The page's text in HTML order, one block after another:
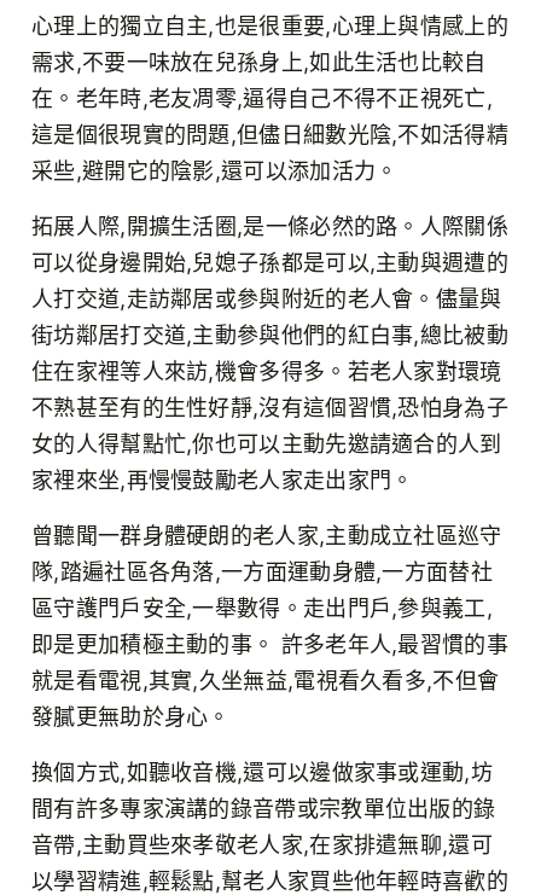
心理上的獨立自主,也是很重要,心理上與情感上的
需求,不要一味放在兒孫身上,如此生活也比較自
在。老年時,老友凋零,逼得自己不得不正視死亡,
這是個很現實的問題,但儘日細數光陰,不如活得精
采些,避開它的陰影,還可以添加活力。
拓展人際,開擴生活圈,是一條必然的路。人際關係
可以從身邊開始,兒媳子孫都是可以,主動與週遭的
人打交道,走訪鄰居或參與附近的老人會。儘量與
街坊鄰居打交道,主動參與他們的紅白事,總比被動
住在家裡等人來訪,機會多得多。若老人家對環璄
不熟甚至有的生性好靜,沒有這個習慣,恐怕身為子
女的人得幫點忙,你也可以主動先邀請適合的人到
家裡來坐,再慢慢鼓勵老人家走出家門。
曾聽聞一群身體硬朗的老人家,主動成立社區巡守
隊,踏遍社區各角落,一方面運動身體,一方面替社
區守護門戶安全,一舉數得。走出門戶,參與義工,
即是更加積極主動的事。 許多老年人,最習慣的事
就是看電視,其實,久坐無益,電視看久看多,不但會
發膩更無助於身心。
換個方式,如聽收音機,還可以邊做家事或運動,坊
間有許多專家演講的錄音帶或宗教單位出版的錄
音帶,主動買些來孝敬老人家,在家排遣無聊,還可
以學習精進,輕鬆點,幫老人家買些他年輕時喜歡的